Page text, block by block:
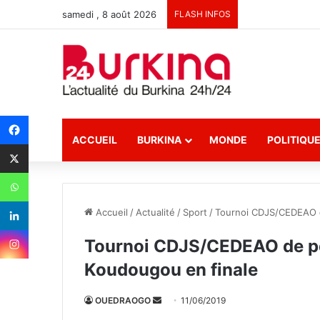
samedi , 8 août 2026 FLASH INFOS
ACCUEIL BURKINA MONDE POLITIQUE
Accueil / Actualité / Sport /Tournoi CDJS/
Tournoi CDJS/CEDEAO de
Koudougou en finale
OUEDRAOGO 11/06/2019